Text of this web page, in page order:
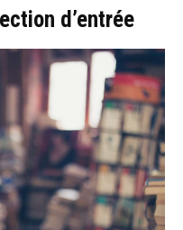
d’entrée